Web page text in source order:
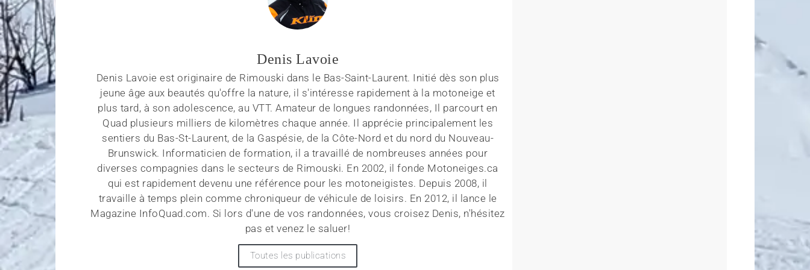
Denis Lavoie
Denis Lavoie est originaire de Rimouski dans le Bas-Saint-Laurent. Initié dès son plus
jeune âge aux beautés qu'offre la nature, il s'intéresse rapidement à la motoneige et
plus tard, à son adolescence, au VTT. Amateur de longues randonnées, Il parcourt en
Quad plusieurs milliers de kilomètres chaque année. Il apprécie principalement les
sentiers du Bas-St-Laurent, de la Gaspésie, de la Côte-Nord et du nord du Nouveau-
Brunswick. Informaticien de formation, il a travaillé de nombreuses années pour
diverses compagnies dans le secteurs de Rimouski. En 2002, il fonde Motoneiges.ca
qui est rapidement devenu une référence pour les motoneigistes. Depuis 2008, il
travaille à temps plein comme chroniqueur de véhicule de loisirs. En 2012, il lance le
Magazine InfoQuad.com. Si lors d'une de vos randonnées, vous croisez Denis, n'hésitez
pas et venez le saluer!
Toutes les publications